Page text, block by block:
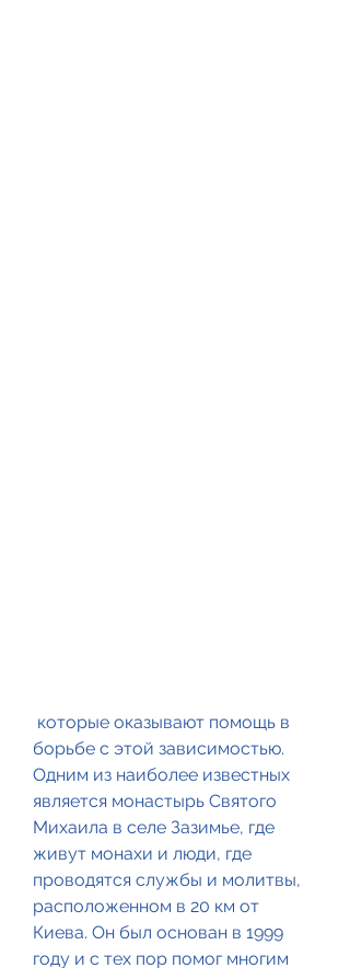
борьбе с этой зависимостью.
Одним из наиболее известных
является монастырь Святого
Михаила в селе Зазимье, где
живут монахи и люди, где
проводятся службы и молитвы,
расположенном в 20 км от
Киева. Он был основан в 1999
году и с тех пор помог многим